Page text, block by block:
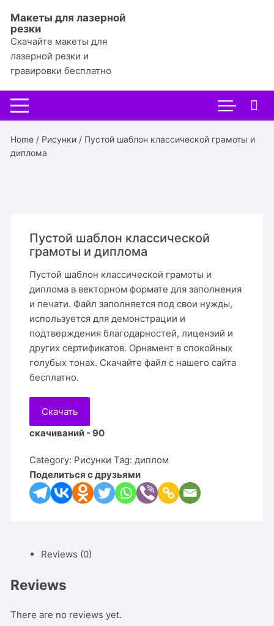
содержимому
Макеты для лазерной
резки
Скачайте макеты для
лазерной резки и
гравировки бесплатно
Home / Рисунки / Пустой шаблон классической грамоты и
диплома
Пустой шаблон классической
грамоты и диплома
Пустой шаблон классической грамоты и
диплома в векторном формате для заполнения
и печати. Файл заполняется под свои нужды,
используется для демонстрации и
подтверждения благодарностей, лицензий и
других сертификатов. Орнамент в спокойных
голубых тонах. Скачайте файл с нашего сайта
бесплатно.
Скачать
скачиваний - 90
Category: Рисунки Tag:диплом
Поделиться с друзьями
Reviews (0)
Reviews
There are no reviews yet.